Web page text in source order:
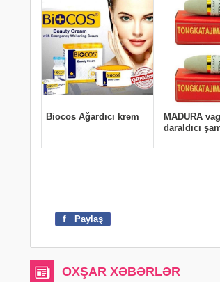
f Paylaş
OXŞAR XƏBƏRLƏR